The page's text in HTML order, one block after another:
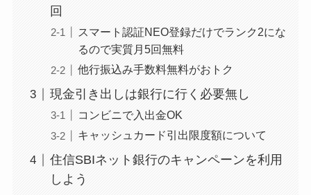
回
スマート認証NEO登録だけでランク2にな
るので実質月5回無料
他行振込み手数料無料がおトク
現金引き出しは銀行に行く必要無し
コンビニで入出金OK
キャッシュカード引出限度額について
住信SBIネット銀行のキャンペーンを利用
しよう